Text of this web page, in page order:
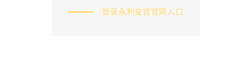
登录永利皇宫官网入口